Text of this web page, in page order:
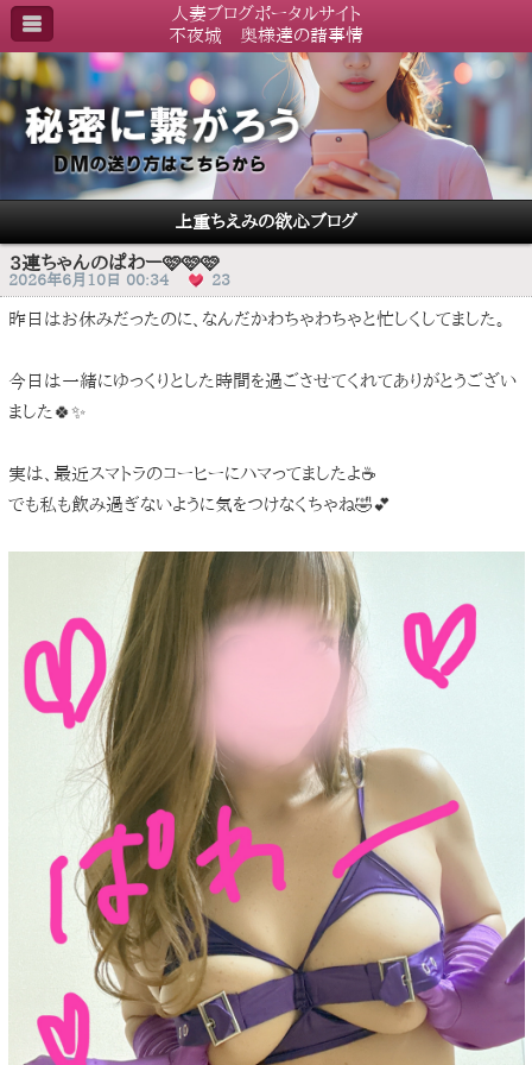
人妻ブログポータルサイト
不夜城 奥様達の諸事情
上重ちえみの欲心ブログ
3連ちゃんのぱわー🩷🩷🩷
2026年6月10日 00:34 23
昨日はお休みだったのに、なんだかわちゃわちゃと忙しくしてました。
今日は一緒にゆっくりとした時間を過ごさせてくれてありがとうござい
ました🍀✨
実は、最近スマトラのコーヒーにハマってましたよ☕️
でも私も飲み過ぎないように気をつけなくちゃね🤣💕